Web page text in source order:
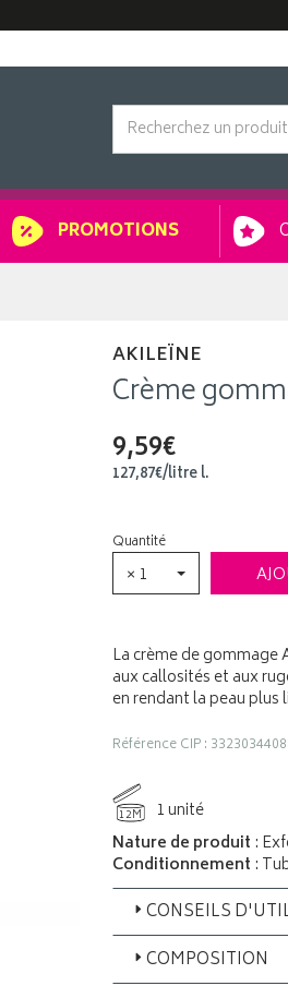
PROMOTIONS
AKILEÏNE
Crème
9,59€
127,87€/litrel.
Quantité
× 1
La crème de gommage
aux callosités et aux
en rendant la peau
Référence CIP :
12M
1 unité
Nature de produit :
Conditionnement :
CONSEILS
COMPOSITION